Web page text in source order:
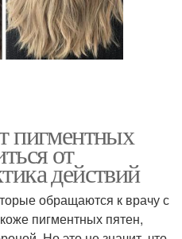
пигментных
от
действий
обращаются к врачу с
пигментных пятен,